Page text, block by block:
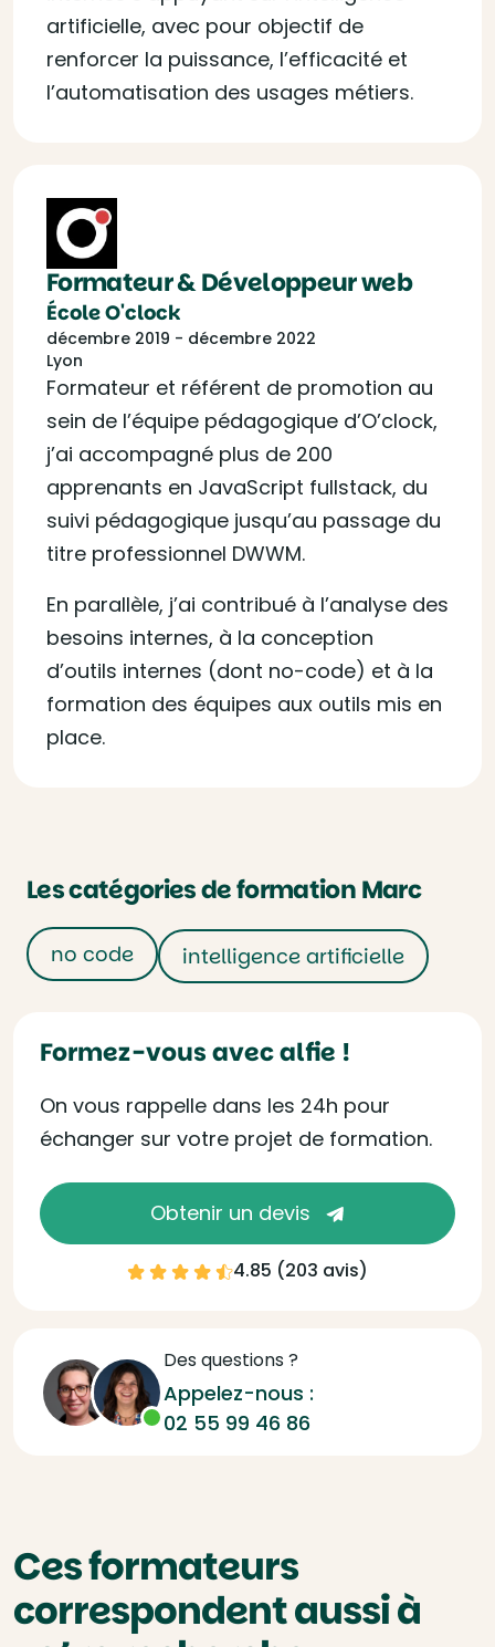
artificielle, avec pour objectif de
renforcer la puissance, l’efficacité et
l’automatisation des usages métiers.
Formateur & Développeur web
École O'clock
décembre 2019 - décembre 2022
Lyon
Formateur et référent de promotion au
sein de l’équipe pédagogique d’O’clock,
j’ai accompagné plus de 200
apprenants en JavaScript fullstack, du
suivi pédagogique jusqu’au passage du
titre professionnel DWWM.
En parallèle, j’ai contribué à l’analyse des
besoins internes, à la conception
d’outils internes (dont no-code) et à la
formation des équipes aux outils mis en
place.
Les catégories de formation Marc
no code intelligence artificielle
Formez-vous avec alfie !
On vous rappelle dans les 24h pour
échanger sur votre projet de formation.
Obtenir un devis
4.85 (203 avis)
Des questions ?
Appelez-nous :
02 55 99 46 86
Ces formateurs
correspondent aussi à